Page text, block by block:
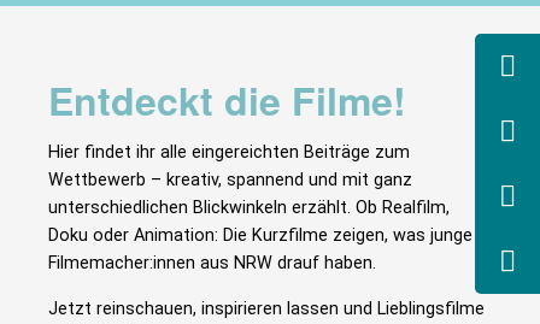
Entdeckt die Filme!
Hier findet ihr alle eingereichten Beiträge zum
Wettbewerb – kreativ, spannend und mit ganz
unterschiedlichen Blickwinkeln erzählt. Ob Realfilm,
Doku oder Animation: Die Kurzfilme zeigen, was junge
Filmemacher:innen aus NRW drauf haben.
Jetzt reinschauen, inspirieren lassen und Lieblingsfilme